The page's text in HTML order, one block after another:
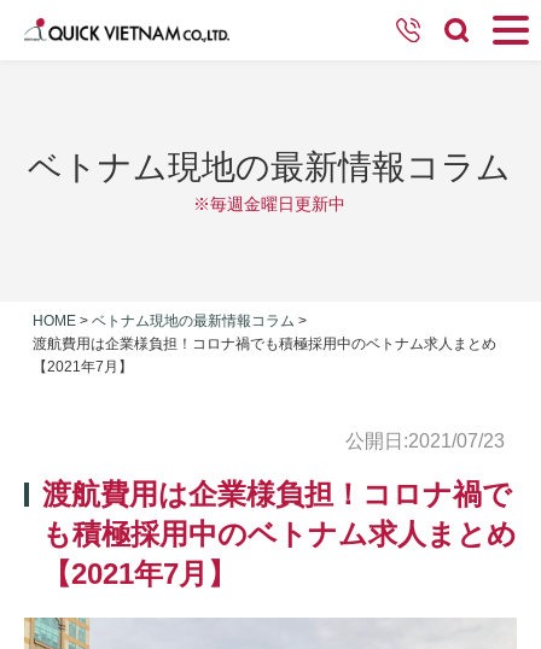
ベトナム現地の最新情報コラム
※毎週金曜日更新中
HOME > ベトナム現地の最新情報コラム >
渡航費用は企業様負担！コロナ禍でも積極採用中のベトナム求人まとめ
【2021年7月】
公開日:2021/07/23
渡航費用は企業様負担！コロナ禍で
も積極採用中のベトナム求人まとめ
【2021年7月】